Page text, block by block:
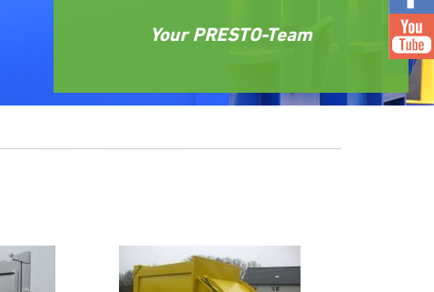
Your PRESTO-Team